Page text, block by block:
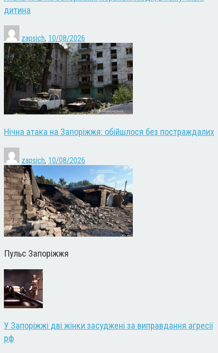
дитина
zapsich, 10/08/2026
Нічна атака на Запоріжжя: обійшлося без постраждалих
zapsich, 10/08/2026
Пульс Запоріжжя
У Запоріжжі дві жінки засуджені за виправдання агресії
рф